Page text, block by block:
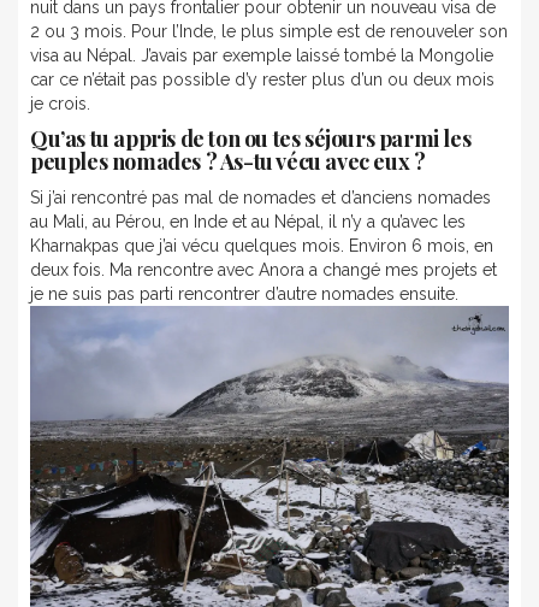
nuit dans un pays frontalier pour obtenir un nouveau visa de
2 ou 3 mois. Pour l’Inde, le plus simple est de renouveler son
visa au Népal. J’avais par exemple laissé tombé la Mongolie
car ce n’était pas possible d’y rester plus d’un ou deux mois
je crois.
Qu’as tu appris de ton ou tes séjours parmi les
peuples nomades ? As-tu vécu avec eux ?
Si j’ai rencontré pas mal de nomades et d’anciens nomades
au Mali, au Pérou, en Inde et au Népal, il n’y a qu’avec les
Kharnakpas que j’ai vécu quelques mois. Environ 6 mois, en
deux fois. Ma rencontre avec Anora a changé mes projets et
je ne suis pas parti rencontrer d’autre nomades ensuite.